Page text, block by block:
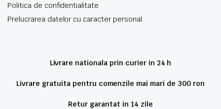
Politica de confidentialitate
Prelucrarea datelor cu caracter personal
Livrare nationala prin curier in 24 h
Livrare gratuita pentru comenzile mai mari de 300 ron
Retur garantat in 14 zile